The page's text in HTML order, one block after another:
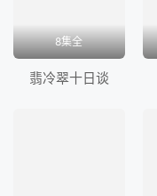
8集全
翡冷翠十日谈